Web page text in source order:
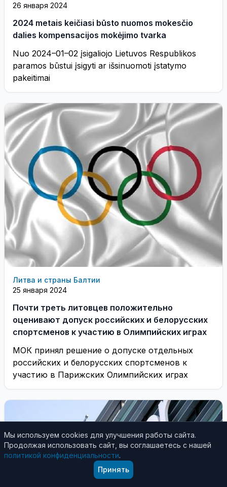
26 января 2024
2024 metais keičiasi būsto nuomos mokesčio
dalies kompensacijos mokėjimo tvarka
Nuo 2024–01–02 įsigaliojo Lietuvos Respublikos
paramos būstui įsigyti ar išsinuomoti įstatymo
pakeitimai
Литва и страны Балтии
25 января 2024
Почти треть литовцев положительно
оценивают допуск российских и белорусских
спортсменов к участию в Олимпийских играх
МОК принял решение о допуске отдельных
российских и белорусских спортсменов к
участию в Парижских Олимпийских играх
Мы используем cookies для улучшения работы сайта.
Продолжая использовать сайт, вы соглашаетесь с нашей
политикой конфиденциальности.
Принять